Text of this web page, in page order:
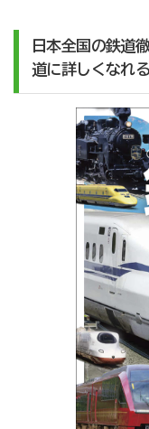
日本全国の鉄道
道に詳しくなれる